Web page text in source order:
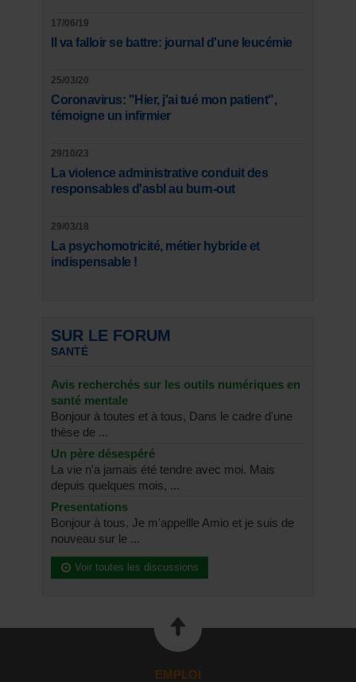
17/06/19
Il va falloir se battre: journal d'une leucémie
25/03/20
Coronavirus: "Hier, j'ai tué mon patient",
témoigne un infirmier
29/10/23
La violence administrative conduit des
responsables d'asbl au burn-out
29/03/18
La psychomotricité, métier hybride et
indispensable !
SUR LE FORUM
SANTÉ
Avis recherchés sur les outils numériques en
santé mentale
Bonjour à toutes et à tous, Dans le cadre d'une
thèse de ...
Un père désespéré
La vie n'a jamais été tendre avec moi. Mais
depuis quelques mois, ...
Presentations
Bonjour à tous. Je m'appellle Amio et je suis de
nouveau sur le ...
Voir toutes les discussions
EMPLOI